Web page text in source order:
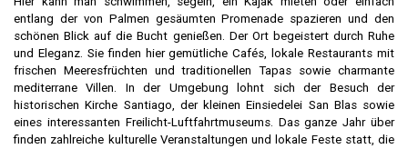
entlang der von Palmen gesäumten Promenade spazieren und den
schönen Blick auf die Bucht genießen. Der Ort begeistert durch Ruhe
und Eleganz. Sie finden hier gemütliche Cafés, lokale Restaurants mit
frischen Meeresfrüchten und traditionellen Tapas sowie charmante
mediterrane Villen. In der Umgebung lohnt sich der Besuch der
historischen Kirche Santiago, der kleinen Einsiedelei San Blas sowie
eines interessanten Freilicht-Luftfahrtmuseums. Das ganze Jahr über
finden zahlreiche kulturelle Veranstaltungen und lokale Feste statt, die